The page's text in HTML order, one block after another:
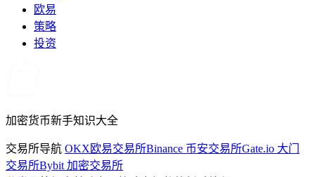
欧易
策略
投资
加密货币新手知识大全
交易所导航 OKX欧易交易所Binance 币安交易所Gate.io 大门
交易所Bybit 加密交易所